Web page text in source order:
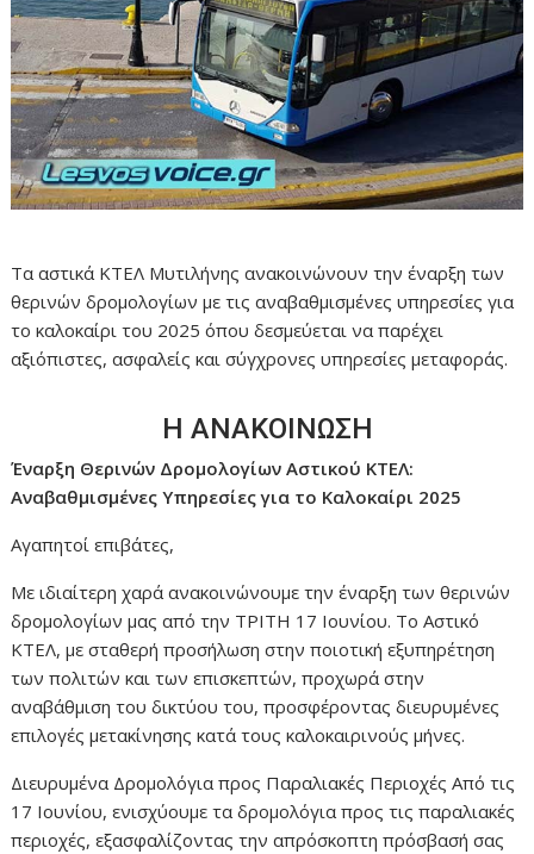
Τα αστικά ΚΤΕΛ Μυτιλήνης ανακοινώνουν την έναρξη των
θερινών δρομολογίων με τις αναβαθμισμένες υπηρεσίες για
το καλοκαίρι του 2025 όπου δεσμεύεται να παρέχει
αξιόπιστες, ασφαλείς και σύγχρονες υπηρεσίες μεταφοράς.
Η ΑΝΑΚΟΙΝΩΣΗ
Έναρξη Θερινών Δρομολογίων Αστικού ΚΤΕΛ:
Αναβαθμισμένες Υπηρεσίες για το Καλοκαίρι 2025
Αγαπητοί επιβάτες,
Με ιδιαίτερη χαρά ανακοινώνουμε την έναρξη των θερινών
δρομολογίων μας από την ΤΡΙΤΗ 17 Ιουνίου. Το Αστικό
ΚΤΕΛ, με σταθερή προσήλωση στην ποιοτική εξυπηρέτηση
των πολιτών και των επισκεπτών, προχωρά στην
αναβάθμιση του δικτύου του, προσφέροντας διευρυμένες
επιλογές μετακίνησης κατά τους καλοκαιρινούς μήνες.
Διευρυμένα Δρομολόγια προς Παραλιακές Περιοχές Από τις
17 Ιουνίου, ενισχύουμε τα δρομολόγια προς τις παραλιακές
περιοχές, εξασφαλίζοντας την απρόσκοπτη πρόσβασή σας